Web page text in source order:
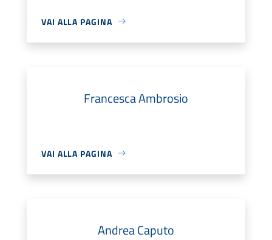
VAI ALLA PAGINA
Francesca Ambrosio
VAI ALLA PAGINA
Andrea Caputo